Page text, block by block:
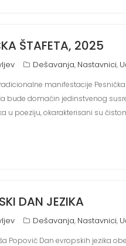
ŠTAFETA, 2025
Dešavanja, Nastavnici,
manifestacije
bude domaćin jedinstvenog
u poeziju, okarakterisani su
DAN JEZIKA
Dešavanja, Nastavnici,
Popović Dan evropskih jezika